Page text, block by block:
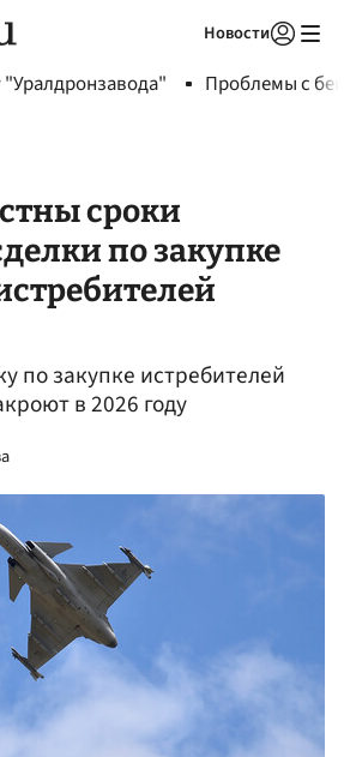
Новости
Проблемы с
сроки
по закупке
по закупке истребителей
в 2026 году